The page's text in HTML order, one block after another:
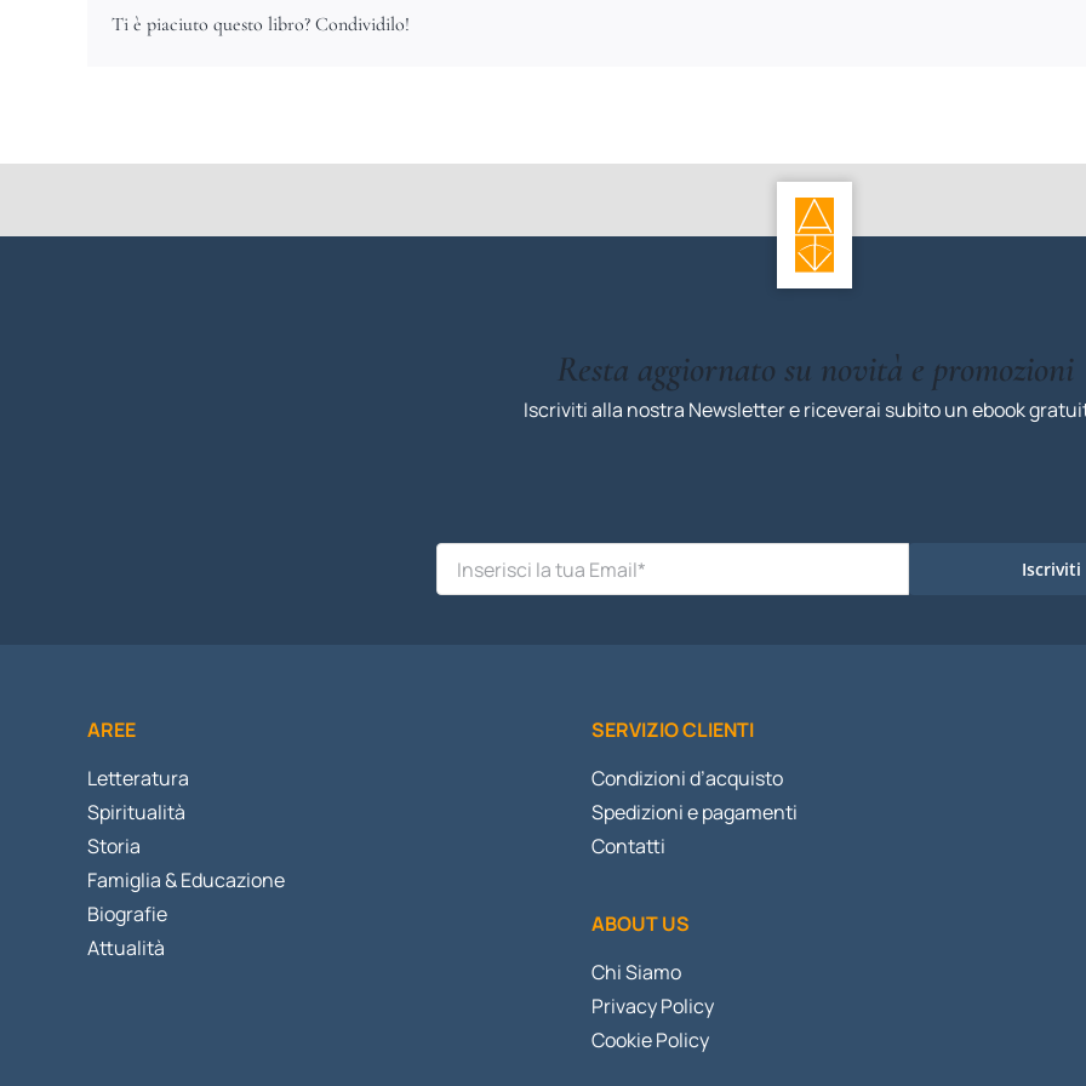
Ti è piaciuto questo libro? Condividilo!
Resta aggiornato su novità e promozioni
Iscriviti alla nostra Newsletter e riceverai subito un ebook
Iscriviti
AREE
Letteratura
Spiritualità
Storia
Famiglia & Educazione
Biografie
Attualità
SERVIZIO CLIENTI
Condizioni d’acquisto
Spedizioni e pagamenti
Contatti
ABOUT US
Chi Siamo
Privacy Policy
Cookie Policy